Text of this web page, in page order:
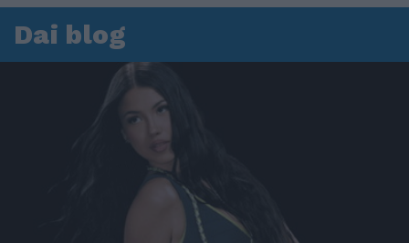
Dai blog